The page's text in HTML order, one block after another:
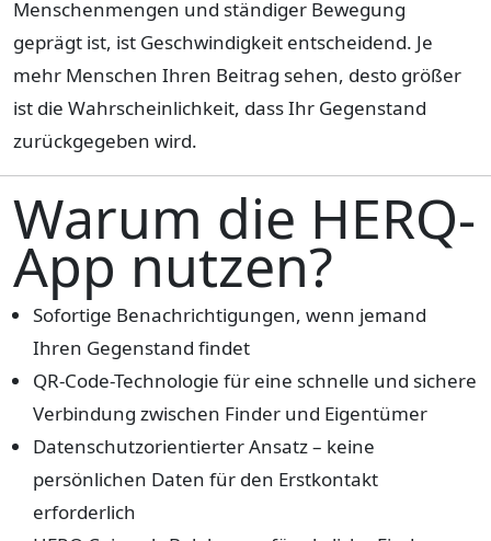
Menschenmengen und ständiger Bewegung
geprägt ist, ist Geschwindigkeit entscheidend. Je
mehr Menschen Ihren Beitrag sehen, desto größer
ist die Wahrscheinlichkeit, dass Ihr Gegenstand
zurückgegeben wird.
Warum die HERQ-
App nutzen?
Sofortige Benachrichtigungen, wenn jemand
Ihren Gegenstand findet
QR-Code-Technologie für eine schnelle und sichere
Verbindung zwischen Finder und Eigentümer
Datenschutzorientierter Ansatz – keine
persönlichen Daten für den Erstkontakt
erforderlich